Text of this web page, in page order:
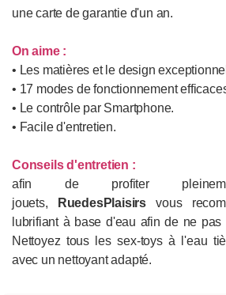
une carte de garantie d'un an.
On aime :
• Les matières et le design
• 17 modes de fonctionnement
• Le contrôle par Smartphone.
• Facile d'entretien.
Conseils d'entretien :
afin de profiter
jouets,
RuedesPlaisirs vous
lubrifiant à base d'eau afin de ne
Nettoyez tous les sex-toys à l'eau
avec un nettoyant adapté.